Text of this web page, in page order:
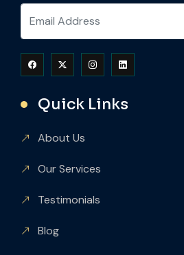
Quick Links
About Us
Our Services
Testimonials
Blog